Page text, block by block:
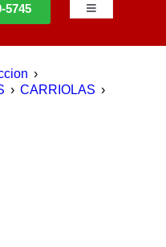
5745
›
› CARRIOLAS ›